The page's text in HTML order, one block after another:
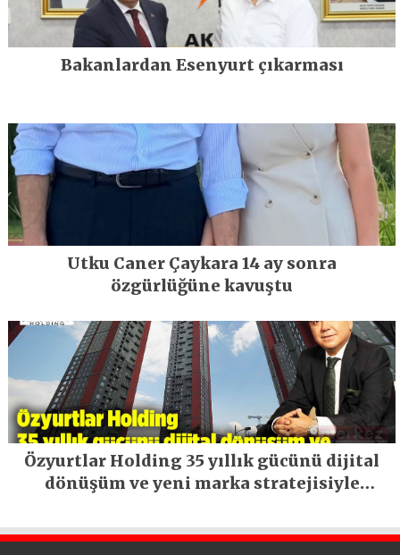
Bakanlardan Esenyurt çıkarması
Utku Caner Çaykara 14 ay sonra
özgürlüğüne kavuştu
Özyurtlar Holding 35 yıllık gücünü dijital
dönüşüm ve yeni marka stratejisiyle